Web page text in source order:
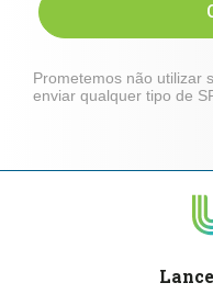
Prometemos não utilizar
enviar qualquer tipo de